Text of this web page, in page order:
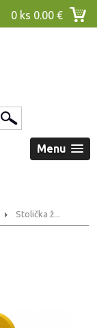
0 ks 0.00 €
Menu
Stolička ž...